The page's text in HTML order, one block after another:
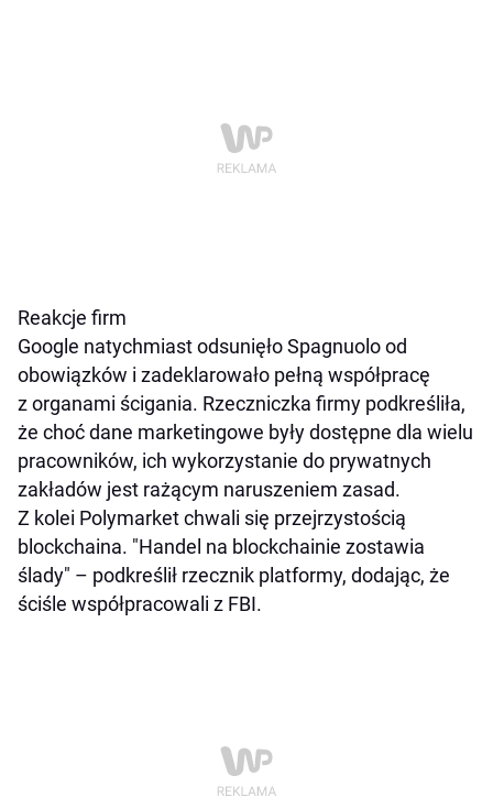
Reakcje firm
Google natychmiast odsunięło Spagnuolo od
obowiązków i zadeklarowało pełną współpracę
z organami ścigania. Rzeczniczka firmy podkreśliła,
że choć dane marketingowe były dostępne dla wielu
pracowników, ich wykorzystanie do prywatnych
zakładów jest rażącym naruszeniem zasad.
Z kolei Polymarket chwali się przejrzystością
blockchaina. "Handel na blockchainie zostawia
ślady" – podkreślił rzecznik platformy, dodając, że
ściśle współpracowali z FBI.